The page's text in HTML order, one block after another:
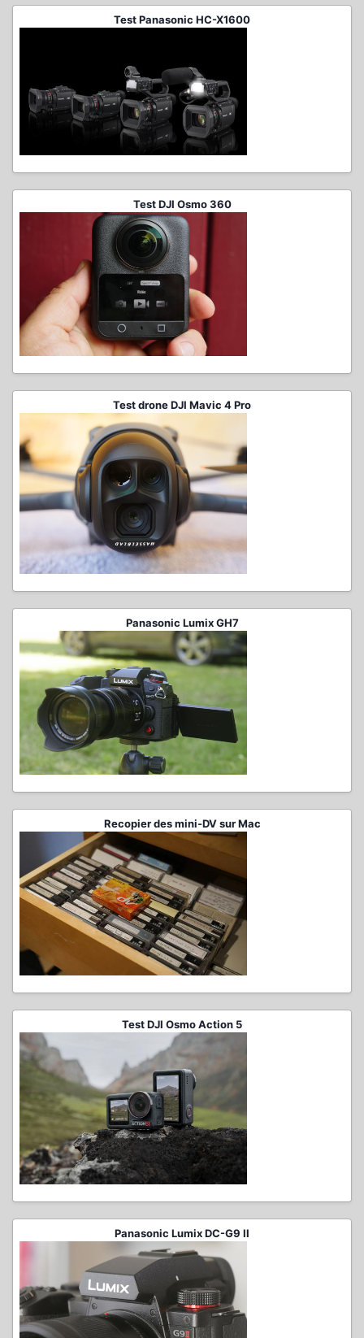
Test Panasonic HC-X1600
Test DJI Osmo 360
Test drone DJI Mavic 4 Pro
Panasonic Lumix GH7
Recopier des mini-DV sur Mac
Test DJI Osmo Action 5
Panasonic Lumix DC-G9 II